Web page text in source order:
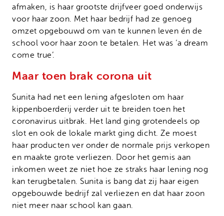
afmaken, is haar grootste drijfveer goed onderwijs
voor haar zoon. Met haar bedrijf had ze genoeg
omzet opgebouwd om van te kunnen leven én de
school voor haar zoon te betalen. Het was ‘a dream
come true’.
Maar toen brak corona uit
Sunita had net een lening afgesloten om haar
kippenboerderij verder uit te breiden toen het
coronavirus uitbrak. Het land ging grotendeels op
slot en ook de lokale markt ging dicht. Ze moest
haar producten ver onder de normale prijs verkopen
en maakte grote verliezen. Door het gemis aan
inkomen weet ze niet hoe ze straks haar lening nog
kan terugbetalen. Sunita is bang dat zij haar eigen
opgebouwde bedrijf zal verliezen en dat haar zoon
niet meer naar school kan gaan.